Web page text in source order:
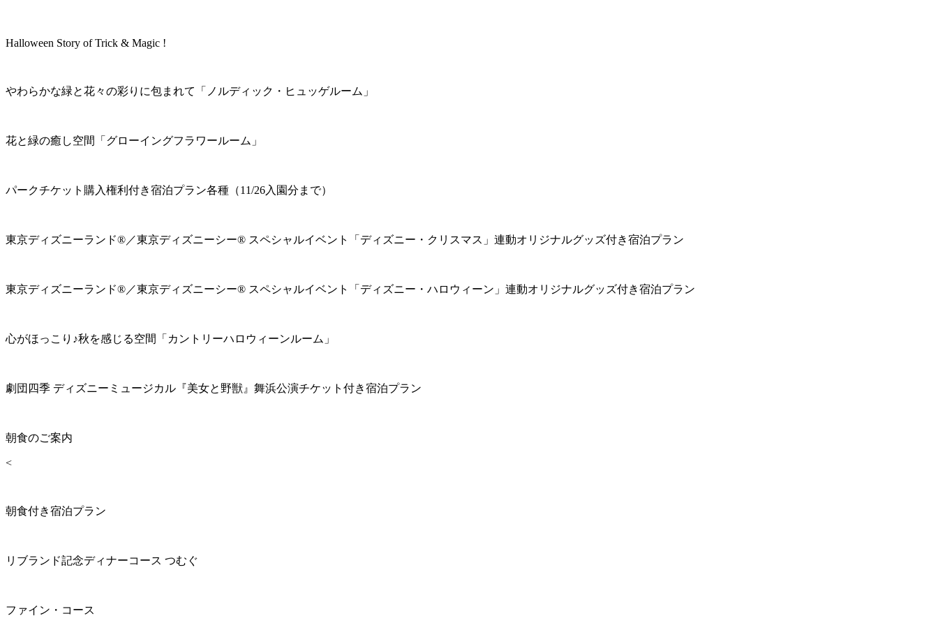
Halloween Story of Trick & Magic !
やわらかな緑と花々の彩りに包まれて「ノルディック・ヒュッゲルーム」
花と緑の癒し空間「グローイングフラワールーム」
パークチケット購入権利付き宿泊プラン各種（11/26入園分まで）
東京ディズニーランド®／東京ディズニーシー® スペシャルイベント「ディズニー・クリスマス」連動オリジナルグッズ付き宿泊プラン
東京ディズニーランド®／東京ディズニーシー® スペシャルイベント「ディズニー・ハロウィーン」連動オリジナルグッズ付き宿泊プラン
心がほっこり♪秋を感じる空間「カントリーハロウィーンルーム」
劇団四季 ディズニーミュージカル『美女と野獣』舞浜公演チケット付き宿泊プラン
朝食のご案内
<
朝食付き宿泊プラン
リブランド記念ディナーコース つむぐ
ファイン・コース